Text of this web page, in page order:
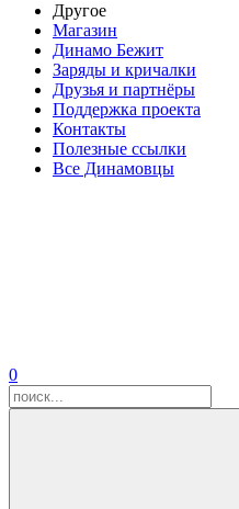
Другое
Магазин
Динамо Бежит
Заряды и кричалки
Друзья и партнёры
Поддержка проекта
Контакты
Полезные ссылки
Все Динамовцы
0